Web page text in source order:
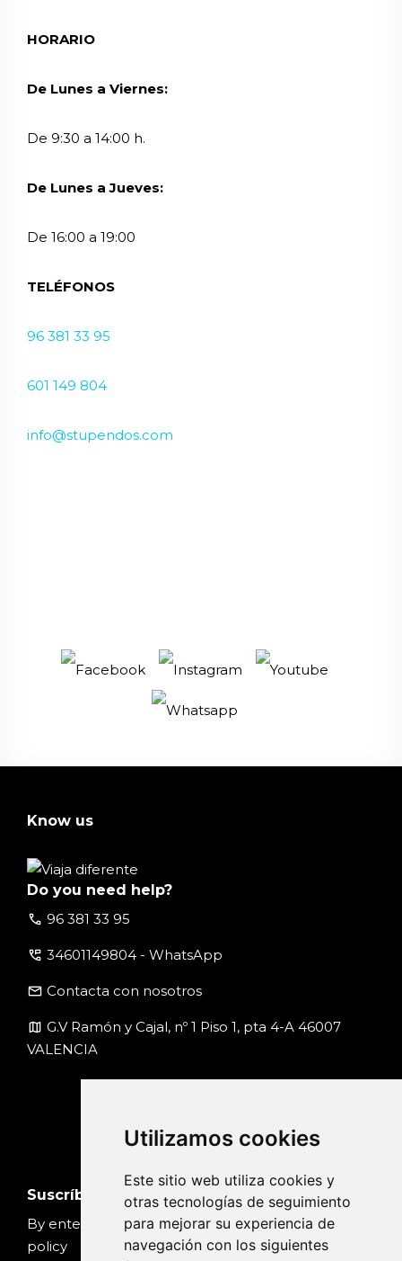
Utilizamos cookies
Este sitio web utiliza cookies y
otras tecnologías de seguimiento
para mejorar su experiencia de
navegación con los siguientes
HORARIO
De Lunes a Viernes:
De 9:30 a 14:00 h.
De Lunes a Jueves:
De 16:00 a 19:00
TELÉFONOS
96 381 33 95
601 149 804
info@stupendos.com
Know us
Do you need help?
call 96 381 33 95
perm_phone_msg 34601149804 - WhatsApp
email Contacta con nosotros
map G.V Ramón y Cajal, nº 1 Piso 1, pta 4-A 46007
VALENCIA
Suscríbete
By entering your email, you accept ourPrivacy
policy